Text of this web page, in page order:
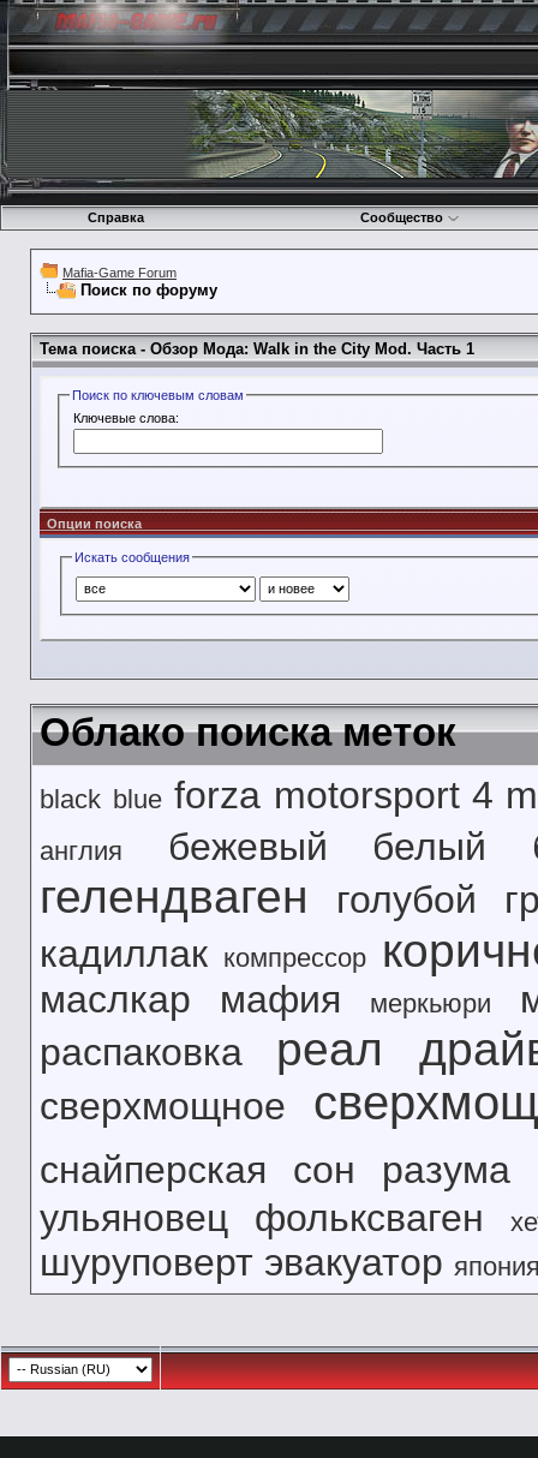
Справка Сообщество
Mafia-Game Forum
Поиск по форуму
Тема поиска - Обзор Мода: Walk in the City Mod. Часть 1
Поиск по ключевым словам
Ключевые слова:
Опции поиска
Искать сообщения
Облако поиска меток
black blue forza motorsport 4
англия бежевый белый
гелендваген голубой
кадиллак компрессор
маслкар мафия меркьюри
распаковка
реал
сверхмощное
снайперская сон разума
ульяновец фольксваген
шуруповерт эвакуатор